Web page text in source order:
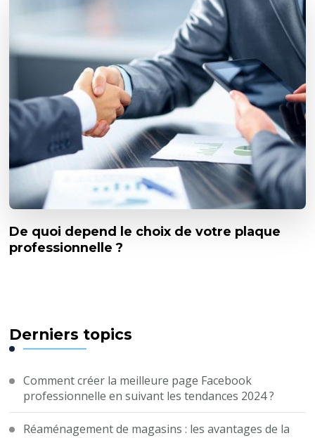
De quoi depend le choix de votre plaque
professionnelle ?
Derniers topics
Comment créer la meilleure page Facebook
professionnelle en suivant les tendances 2024 ?
Réaménagement de magasins : les avantages de la